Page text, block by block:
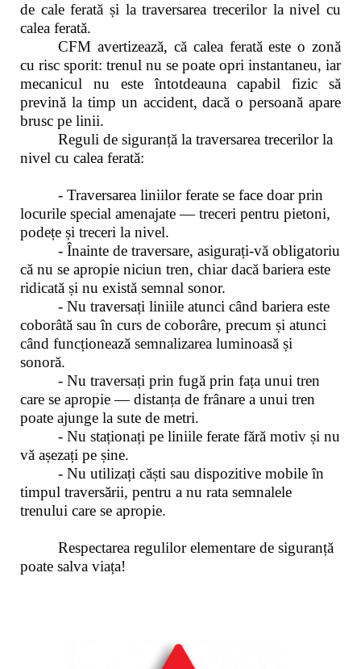
de cale ferată și la traversarea trecerilor la nivel cu
calea ferată.
CFM avertizează, că calea ferată este o zonă
cu risc sporit: trenul nu se poate opri instantaneu, iar
mecanicul nu este întotdeauna capabil fizic să
prevină la timp un accident, dacă o persoană apare
brusc pe linii.
Reguli de siguranță la traversarea trecerilor la
nivel cu calea ferată:
- Traversarea liniilor ferate se face doar prin
locurile special amenajate — treceri pentru pietoni,
podețe și treceri la nivel.
- Înainte de traversare, asigurați-vă obligatoriu
că nu se apropie niciun tren, chiar dacă bariera este
ridicată și nu există semnal sonor.
- Nu traversați liniile atunci când bariera este
coborâtă sau în curs de coborâre, precum și atunci
când funcționează semnalizarea luminoasă și
sonoră.
- Nu traversați prin fugă prin fața unui tren
care se apropie — distanța de frânare a unui tren
poate ajunge la sute de metri.
- Nu staționați pe liniile ferate fără motiv și nu
vă așezați pe șine.
- Nu utilizați căști sau dispozitive mobile în
timpul traversării, pentru a nu rata semnalele
trenului care se apropie.
Respectarea regulilor elementare de siguranță
poate salva viața!